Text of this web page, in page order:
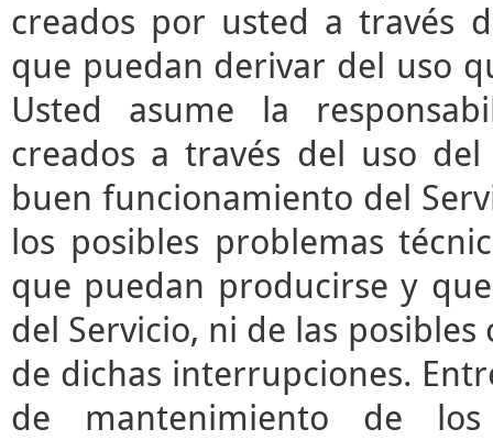
creados por usted a través
que puedan derivar del uso
Usted asume la
creados a través del uso
buen funcionamiento del
los posibles problemas
que puedan producirse y
del Servicio, ni de las
de dichas interrupciones.
de mantenimiento de